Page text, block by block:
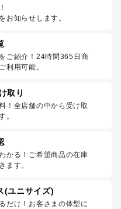
お知らせします。
ご紹介！24時間365日商
利用可能。
取り
！全店舗の中から受け取
。
かる！ご希望商品の在庫
ます。
(ユニサイズ)
だけ！お客さまの体型に